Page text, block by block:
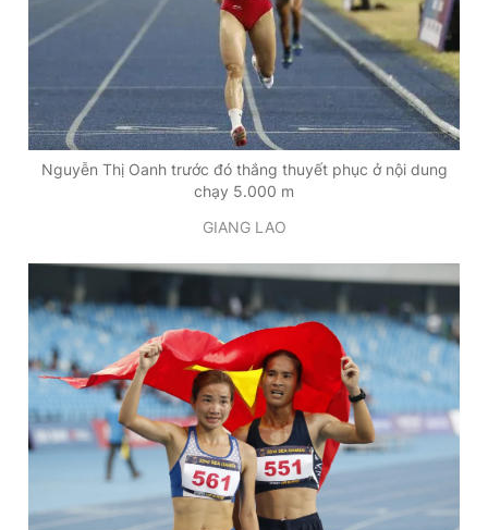
Nguyễn Thị Oanh trước đó thắng thuyết phục ở nội dung
chạy 5.000 m
GIANG LAO